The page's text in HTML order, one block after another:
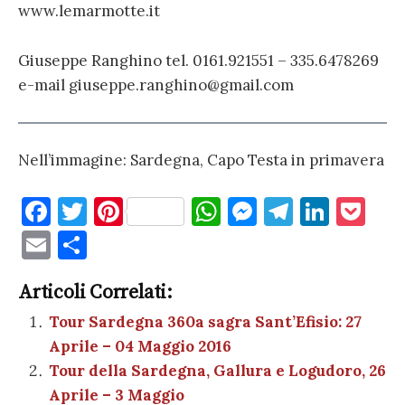
www.lemarmotte.it
Giuseppe Ranghino tel. 0161.921551 – 335.6478269
e-mail giuseppe.ranghino@gmail.com
Nell’immagine: Sardegna, Capo Testa in primavera
F
a
c
e
b
o
o
T
te
r
Pi
es
t
W
A
p
p
M
g
T
a
m
Li
dI
n
E
m
ai
l
n
di
vi
di
Articoli Correlati:
Tour Sardegna 360a sagra Sant’Efisio: 27
Aprile – 04 Maggio 2016
Tour della Sardegna, Gallura e Logudoro, 26
Aprile – 3 Maggio